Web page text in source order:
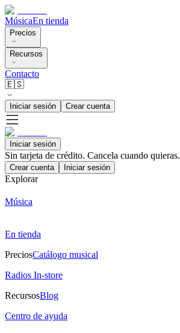
MúsicaEn tienda
Precios
Recursos
Contacto
🇪🇸
Iniciar sesión Crear cuenta
Iniciar sesión
Sin tarjeta de crédito. Cancela cuando quieras.
Crear cuenta Iniciar sesión
Explorar
Música
En tienda
PreciosCatálogo musical
Radios In-store
RecursosBlog
Centro de ayuda